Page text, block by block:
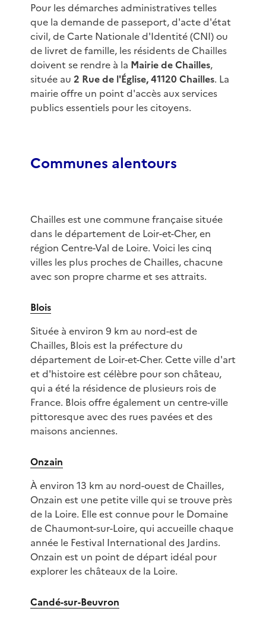
Pour les démarches administratives telles
que la demande de passeport, d'acte d'état
civil, de Carte Nationale d'Identité (CNI) ou
de livret de famille, les résidents de Chailles
doivent se rendre à la Mairie de Chailles,
située au 2 Rue de l'Église, 41120 Chailles. La
mairie offre un point d'accès aux services
publics essentiels pour les citoyens.
Communes alentours
Chailles est une commune française située
dans le département de Loir-et-Cher, en
région Centre-Val de Loire. Voici les cinq
villes les plus proches de Chailles, chacune
avec son propre charme et ses attraits.
Blois
Située à environ 9 km au nord-est de
Chailles, Blois est la préfecture du
département de Loir-et-Cher. Cette ville d'art
et d'histoire est célèbre pour son château,
qui a été la résidence de plusieurs rois de
France. Blois offre également un centre-ville
pittoresque avec des rues pavées et des
maisons anciennes.
Onzain
À environ 13 km au nord-ouest de Chailles,
Onzain est une petite ville qui se trouve près
de la Loire. Elle est connue pour le Domaine
de Chaumont-sur-Loire, qui accueille chaque
année le Festival International des Jardins.
Onzain est un point de départ idéal pour
explorer les châteaux de la Loire.
Candé-sur-Beuvron